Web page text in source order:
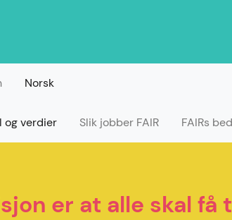
Norsk
og verdier Slik jobber FAIR FAIRs
er at alle skal